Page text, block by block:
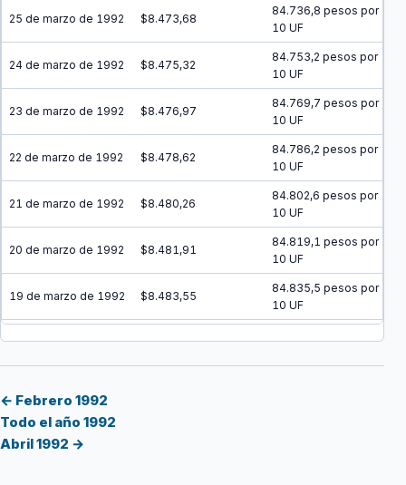
25 de marzo de 1992 $8.473,68
84.736,8 pesos por
10 UF
24 de marzo de 1992 $8.475,32
84.753,2 pesos por
10 UF
23 de marzo de 1992 $8.476,97
84.769,7 pesos por
10 UF
22 de marzo de 1992 $8.478,62
84.786,2 pesos por
10 UF
21 de marzo de 1992 $8.480,26
84.802,6 pesos por
10 UF
20 de marzo de 1992 $8.481,91
84.819,1 pesos por
10 UF
19 de marzo de 1992 $8.483,55
84.835,5 pesos por
10 UF
18 de marzo de 1992 $8.485,20
16 de marzo de 1992
← Febrero 1992
Todo el año 1992
Abril 1992 →